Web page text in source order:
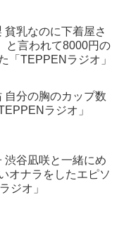
貧乳なのに下着屋さ
と言われて8000円の
「TEPPENラジオ」
自分の胸のカップ数
ラジオ」
渋谷凪咲と一緒にめ
オナラをしたエピソ
ジオ」